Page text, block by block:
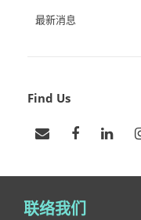
最新消息
Find Us
联络我们